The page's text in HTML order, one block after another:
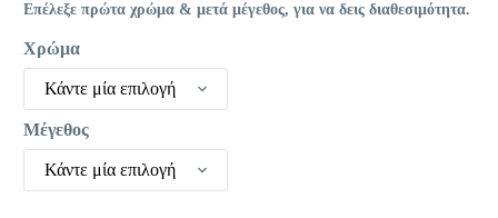
Επέλεξε πρώτα χρώμα & μετά μέγεθος, για να δεις διαθεσιμότητα.
Χρώμα
Κάντε μία επιλογή
Μέγεθος
Κάντε μία επιλογή